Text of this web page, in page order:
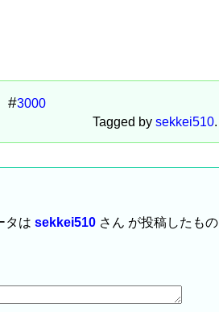
3000
Tagged by sekkei510.
タは sekkei510 さん が投稿したもの